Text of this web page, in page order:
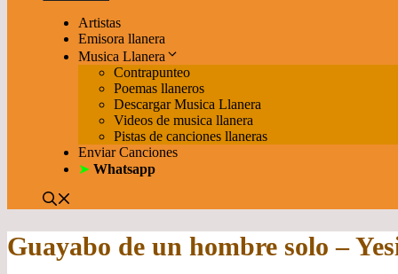
Artistas
Emisora llanera
Musica Llanera
Contrapunteo
Poemas llaneros
Descargar Musica Llanera
Videos de musica llanera
Pistas de canciones llaneras
Enviar Canciones
➤ Whatsapp
Guayabo de un hombre solo –